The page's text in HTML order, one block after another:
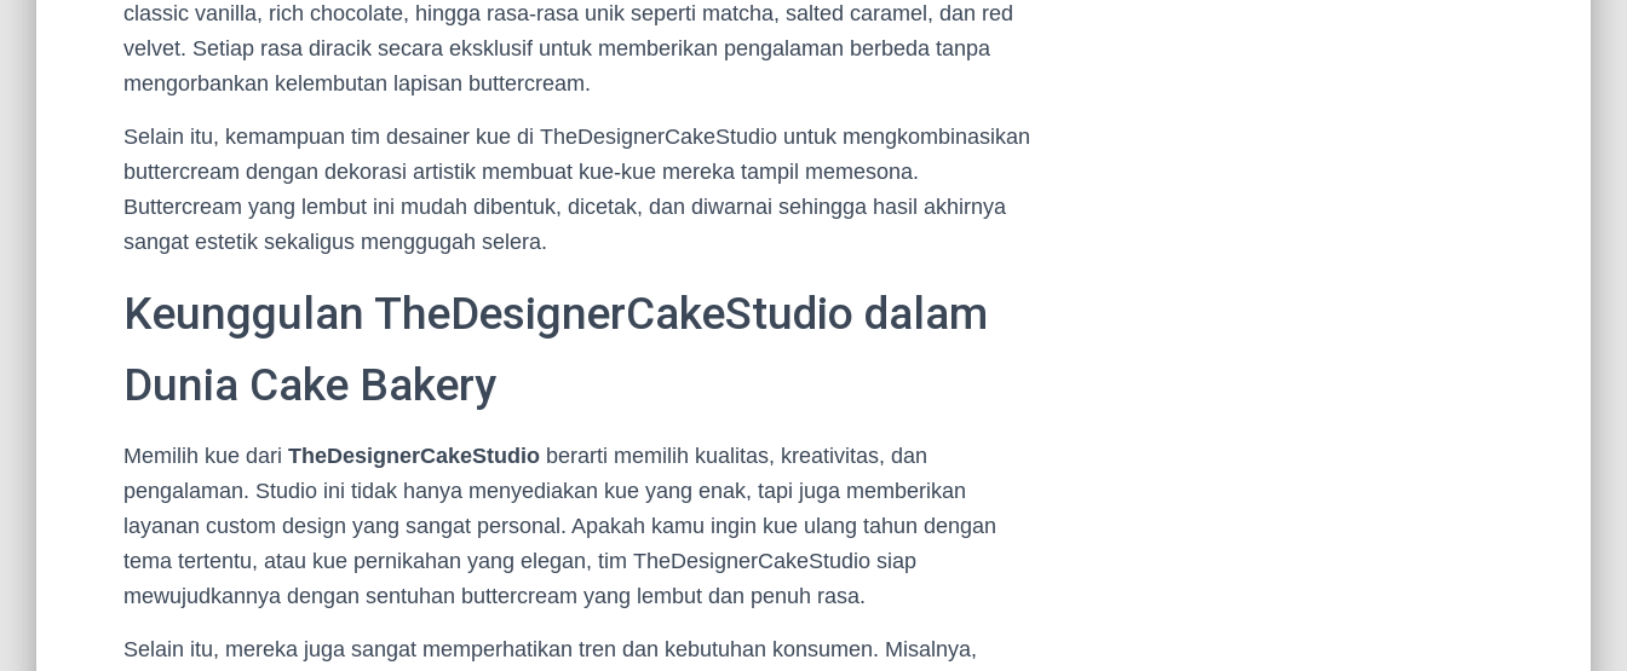
classic vanilla, rich chocolate, hingga rasa-rasa unik seperti matcha, salted caramel, dan red
velvet. Setiap rasa diracik secara eksklusif untuk memberikan pengalaman berbeda tanpa
mengorbankan kelembutan lapisan buttercream.
Selain itu, kemampuan tim desainer kue di TheDesignerCakeStudio untuk mengkombinasikan
buttercream dengan dekorasi artistik membuat kue-kue mereka tampil memesona.
Buttercream yang lembut ini mudah dibentuk, dicetak, dan diwarnai sehingga hasil akhirnya
sangat estetik sekaligus menggugah selera.
Keunggulan TheDesignerCakeStudio dalam
Dunia Cake Bakery
Memilih kue dari TheDesignerCakeStudio berarti memilih kualitas, kreativitas, dan
pengalaman. Studio ini tidak hanya menyediakan kue yang enak, tapi juga memberikan
layanan custom design yang sangat personal. Apakah kamu ingin kue ulang tahun dengan
tema tertentu, atau kue pernikahan yang elegan, tim TheDesignerCakeStudio siap
mewujudkannya dengan sentuhan buttercream yang lembut dan penuh rasa.
Selain itu, mereka juga sangat memperhatikan tren dan kebutuhan konsumen. Misalnya,